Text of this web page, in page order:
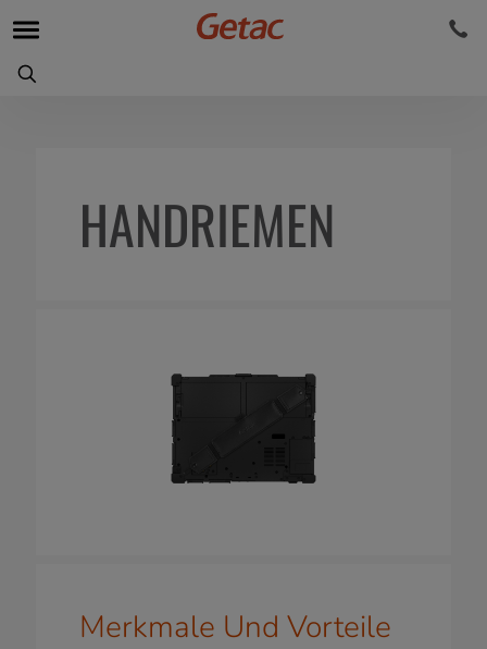
HANDRIEMEN
Merkmale Und Vorteile